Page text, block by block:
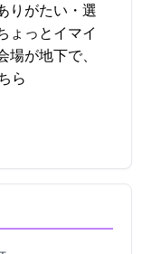
りがたい・選
ょっとイマイ
場が地下で、
ら